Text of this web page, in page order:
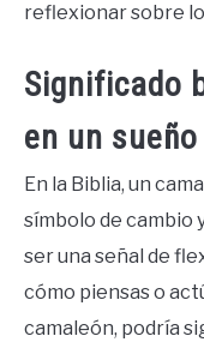
reflexionar sobre
Significado
en un sueño
En la Biblia, un
símbolo de cambio
ser una señal de
cómo piensas o
camaleón, podría